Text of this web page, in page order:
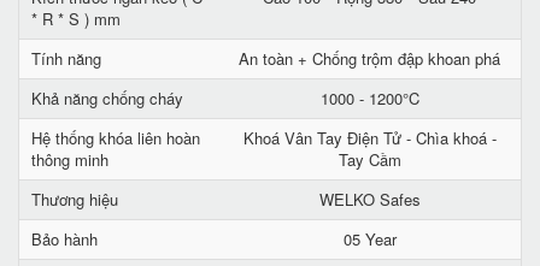
* R * S ) mm
Tính năng
An toàn + Chống trộm đập khoan phá
Khả năng chống cháy
1000 - 1200°C
Hệ thống khóa liên hoàn
thông minh
Khoá Vân Tay Điện Tử - Chìa khoá -
Tay Cầm
Thương hiệu
WELKO Safes
Bảo hành
05 Year